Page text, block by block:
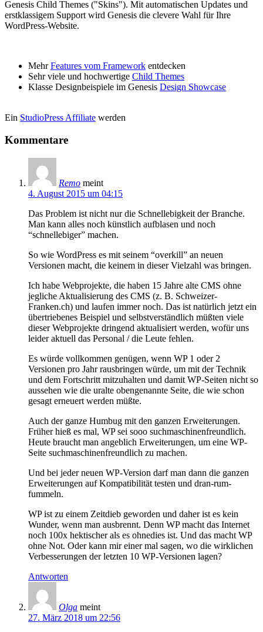
Genesis Child Themes ("Skins"). Mit automatischen Updates und
erstklassigem Support wird Genesis die clevere Wahl für Ihre
WordPress-Website.
MehrFeatures vom Framework entdecken
Sehr viele und hochwertige Child Themes
Klasse Designbeispiele im Genesis Design Showcase
Ein StudioPress Affiliate werden
Kommentare
Remo meint
4. August 2015 um 04:15
Das Problem ist nicht nur die Schnellebigkeit der Branche.
Man kann alles noch künstlich aufblasen und noch
“schnellebiger” machen.
So wie WordPress es mit seinem “overkill” an neuen
Versionen macht, die keinem in dieser Vielzahl was bringen.
Ich habe Webprojekte, die haben 15 Jahre alte CMS ohne
jegliche Aktualisierung des CMS (z. B. Schweizer-
Franken.ch) und laufen immer noch. Das ist natürlich jetzt ein
übertriebenes Beispiel und selbstverständlich müßten viele
dieser Webprojekte dringend aktualisiert werden, wofür uns
leider aktuell das Personal / die Leute fehlen.
Es würde vollkommen genügen, wenn WP 1 oder 2
Versionen pro Jahr rausbringen würde, um mit der Technik
und dem Fortschritt mitzuhalten und damit WP-Seiten nicht so
aussehen wie die uralte obengenannte Seite, die wie schon
gesagt erneuert werden müßte.
Auch der ganze Humbug mit den ganzen Erweiterungen.
Früher hieß es mal, WP sei sooo suchmaschinenfreundlich.
Heute braucht man angeblich Erweiterungen, um eine WP-
Seite suchmaschinenfreundlich zu machen.
Und bei jeder neuen WP-Version darf man dann die ganzen
Erweiterungen auf Kompatibilität testen und dran-rum-
fummeln.
WP ist zu einem Zeitdieb geworden und daher ist es kein
Wunder, wenn man ausbrennt. Denn WP macht das Internet
noch 100x hektischer als es ohnedies ist. Und das macht WP
ohne Not. Oder kann mir einer mal sagen, wo die wirklichen
Verbesserungen der letzten 10 WP-Versionen lagen?
Antworten
Olga meint
27. März 2018 um 22:56